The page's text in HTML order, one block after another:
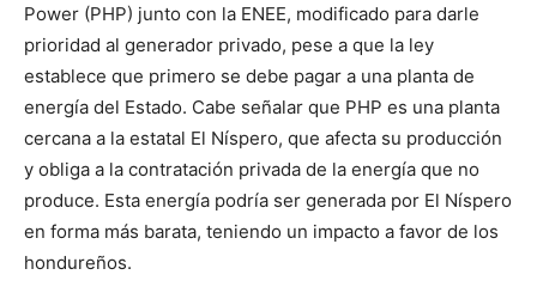
Power (PHP) junto con la ENEE, modificado para darle
prioridad al generador privado, pese a que la ley
establece que primero se debe pagar a una planta de
energía del Estado. Cabe señalar que PHP es una planta
cercana a la estatal El Níspero, que afecta su producción
y obliga a la contratación privada de la energía que no
produce. Esta energía podría ser generada por El Níspero
en forma más barata, teniendo un impacto a favor de los
hondureños.